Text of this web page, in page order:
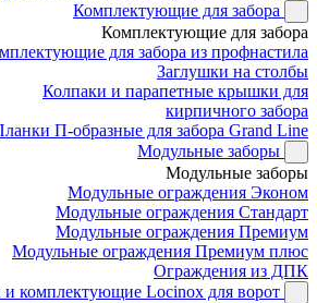
Комплектующие для забора
Комплектующие для забора
для забора из профнастила
Заглушки на столбы
Колпаки и парапетные крышки для
кирпичного забора
П-образные для забора Grand Line
Модульные заборы
Модульные заборы
Модульные ограждения Эконом
Модульные ограждения Стандарт
Модульные ограждения Премиум
Модульные ограждения Премиум плюс
Ограждения из ДПК
и комплектующие Locinox для ворот